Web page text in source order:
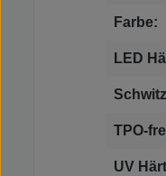
Farbe:
LED
TPO-
UV